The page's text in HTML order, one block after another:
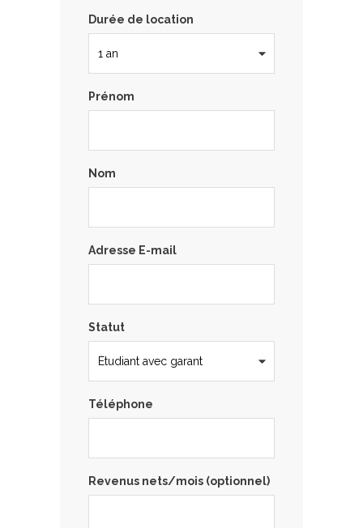
Durée de location
Prénom
Nom
Adresse E-mail
Statut
Téléphone
Revenus nets/mois (optionnel)